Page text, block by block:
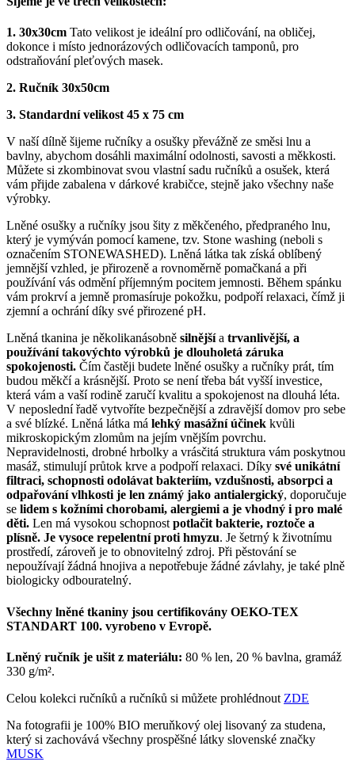
1. 30x30cm Tato velikost je ideální pro odličování, na obličej,
dokonce i místo jednorázových odličovacích tamponů, pro
odstraňování pleťových masek.
2. Ručník 30x50cm
3. Standardní velikost 45 x 75 cm
V naší dílně šijeme ručníky a osušky převážně ze směsi lnu a
bavlny, abychom dosáhli maximální odolnosti, savosti a měkkosti.
Můžete si zkombinovat svou vlastní sadu ručníků a osušek, která
vám přijde zabalena v dárkové krabičce, stejně jako všechny naše
výrobky.
Lněné osušky a ručníky jsou šity z měkčeného, předpraného lnu,
který je vymýván pomocí kamene, tzv. Stone washing (neboli s
označením STONEWASHED). Lněná látka tak získá oblíbený
jemnější vzhled, je přirozeně a rovnoměrně pomačkaná a při
používání vás odmění příjemným pocitem jemnosti. Během spánku
vám prokrví a jemně promasíruje pokožku, podpoří relaxaci, čímž ji
zjemní a ochrání díky své přirozené pH.
Lněná tkanina je několikanásobně silnějšía trvanlivější, a
používání takovýchto výrobků je dlouholetá záruka
spokojenosti. Čím častěji budete lněné osušky a ručníky prát, tím
budou měkčí a krásnější. Proto se není třeba bát vyšší investice,
která vám a vaší rodině zaručí kvalitu a spokojenost na dlouhá léta.
V neposlední řadě vytvoříte bezpečnější a zdravější domov pro sebe
a své blízké. Lněná látka má lehký masážní účinek kvůli
mikroskopickým zlomům na jejím vnějším povrchu.
Nepravidelnosti, drobné hrbolky a vrásčitá struktura vám poskytnou
masáž, stimulují průtok krve a podpoří relaxaci. Díky své unikátní
filtraci, schopnosti odolávat bakteriím, vzdušnosti, absorpci a
odpařování vlhkosti je len známý jako antialergický, doporučuje
se lidem s kožními chorobami, alergiemi a je vhodný i pro malé
děti. Len má vysokou schopnost potlačit bakterie, roztoče a
plísně. Je vysoce repelentní proti hmyzu. Je šetrný k životnímu
prostředí, zároveň je to obnovitelný zdroj. Při pěstování se
nepoužívají žádná hnojiva a nepotřebuje žádné závlahy, je také plně
biologicky odbouratelný.
Všechny lněné tkaniny jsou certifikovány OEKO-TEX
STANDART 100. vyrobeno v Evropě.
Lněný ručník je ušit z materiálu: 80 % len, 20 % bavlna, gramáž
330 g/m².
Celou kolekci ručníků a ručníků si můžete prohlédnout ZDE
Na fotografii je 100% BIO meruňkový olej lisovaný za studena,
který si zachovává všechny prospěšné látky slovenské značky
MUSK